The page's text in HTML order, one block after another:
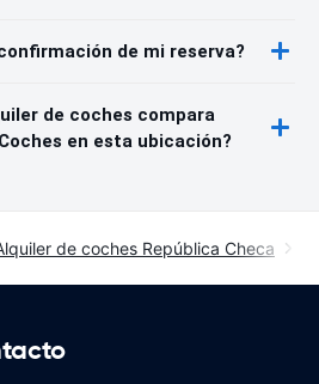
de mi reserva?
de coches compara
en esta ubicación?
de coches República Checa